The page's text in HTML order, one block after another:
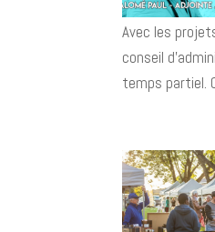
Avec les
conseil
temps partiel.